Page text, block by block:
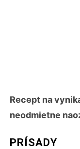
Recept na
neodmietne
PRÍSADY